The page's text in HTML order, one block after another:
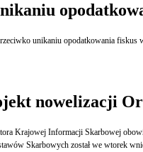
unikaniu opodatkowania fiskus
nowelizacji
Krajowej Informacji Skarbowej
Skarbowych został we wtorek